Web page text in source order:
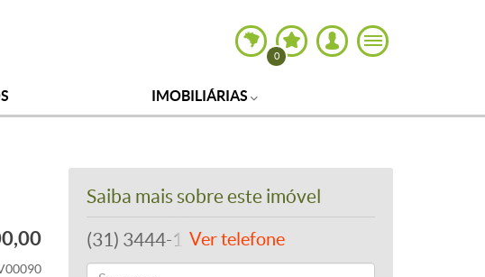
0
IMOBILIÁRIAS
Saiba mais sobre este imóvel
(31) 3444-1379Ver telefone